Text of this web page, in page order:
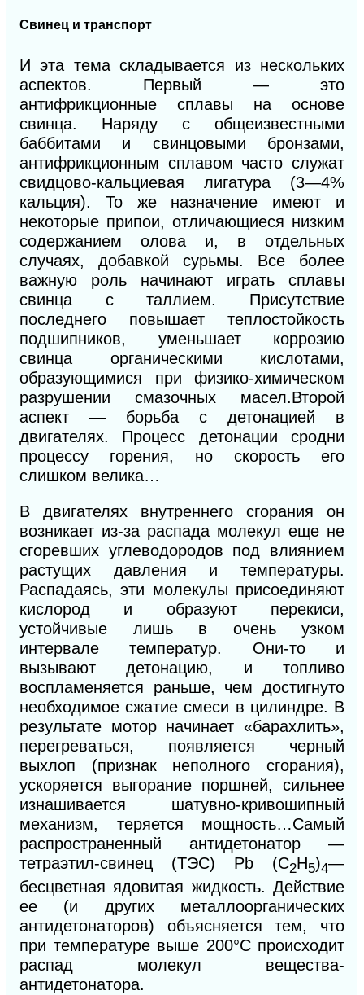
Свинец и транспорт
Иэта тема складывается из нескольких
аспектов. Первый — это
антифрикционные сплавы на основе
свинца. Наряду с общеизвестными
баббитами и свинцовыми бронзами,
антифрикционным сплавом часто служат
свидцово-кальциевая лигатура (3—4%
кальция). То же назначение имеют и
некоторые припои, отличающиеся низким
содержанием олова и, в отдельных
случаях, добавкой сурьмы. Все более
важную роль начинают играть сплавы
свинца с таллием. Присутствие
последнего повышает теплостойкость
подшипников, уменьшает коррозию
свинца органическими кислотами,
образующимися при физико-химическом
разрушении смазочных масел.Второй
аспект — борьба с детонацией в
двигателях. Процесс детонации сродни
процессу горения, но скорость его
слишком велика…
В двигателях внутреннего сгорания он
возникает из-за распада молекул еще не
сгоревших углеводородов под влиянием
растущих давления и температуры.
Распадаясь, эти молекулы присоединяют
кислород и образуют перекиси,
устойчивые лишь в очень узком
интервале температур. Они-то и
вызывают детонацию, и топливо
воспламеняется раньше, чем достигнуто
необходимое сжатие смеси в цилиндре. В
результате мотор начинает «барахлить»,
перегреваться, появляется черный
выхлоп (признак неполного сгорания),
ускоряется выгорание поршней, сильнее
изнашивается шатувно-кривошипный
механизм, теряется мощность…Самый
распространенный антидетонатор —
тетраэтил-свинец (ТЭС) Рb (С2Н5)4—
бесцветная ядовитая жидкость. Действие
ее (и других металлоорганических
антидетонаторов) объясняется тем, что
при температуре выше 200°С происходит
распад молекул вещества-
антидетонатора.